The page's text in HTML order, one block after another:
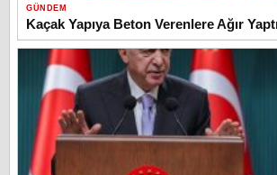
GÜNDEM
Kaçak Yapıya Beton Verenlere Ağır